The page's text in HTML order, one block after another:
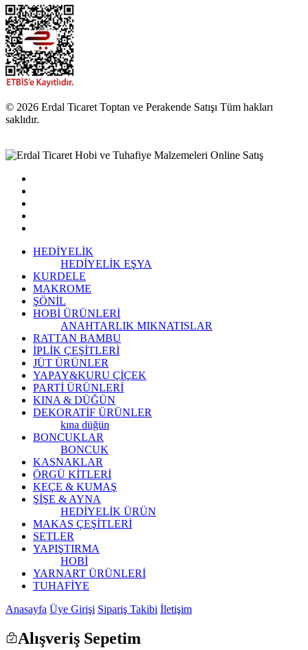
© 2026 Erdal Ticaret Toptan ve Perakende Satışı Tüm hakları
saklıdır.
HEDİYELİK
HEDİYELİK EŞYA
KURDELE
MAKROME
ŞÖNİL
HOBİ ÜRÜNLERİ
ANAHTARLIK MIKNATISLAR
RATTAN BAMBU
İPLİK ÇEŞİTLERİ
JÜT ÜRÜNLER
YAPAY&KURU ÇİÇEK
PARTİ ÜRÜNLERİ
KINA & DÜĞÜN
DEKORATİF ÜRÜNLER
kına düğün
BONCUKLAR
BONCUK
KASNAKLAR
ÖRGÜ KİTLERİ
KEÇE & KUMAŞ
ŞİŞE & AYNA
HEDİYELİK ÜRÜN
MAKAS ÇEŞİTLERİ
SETLER
YAPIŞTIRMA
HOBİ
YARNART ÜRÜNLERİ
TUHAFİYE
Anasayfa Üye Girişi Sipariş Takibi İletişim
Alışveriş Sepetim